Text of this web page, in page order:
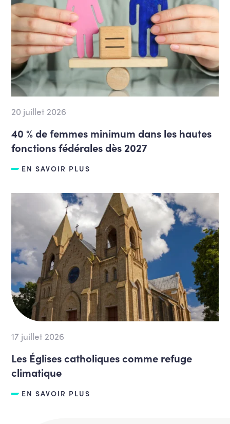
20 juillet 2026
40 % de femmes minimum dans les hautes
fonctions fédérales dès 2027
EN SAVOIR PLUS
17 juillet 2026
Les Églises catholiques comme refuge
climatique
EN SAVOIR PLUS